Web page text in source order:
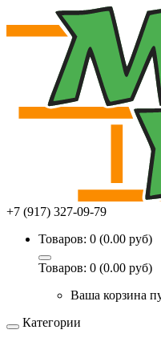
+7 (917) 327-09-79
Товаров: 0 (0.00 руб)
Товаров: 0 (0.00 руб)
Ваша корзина
Категории